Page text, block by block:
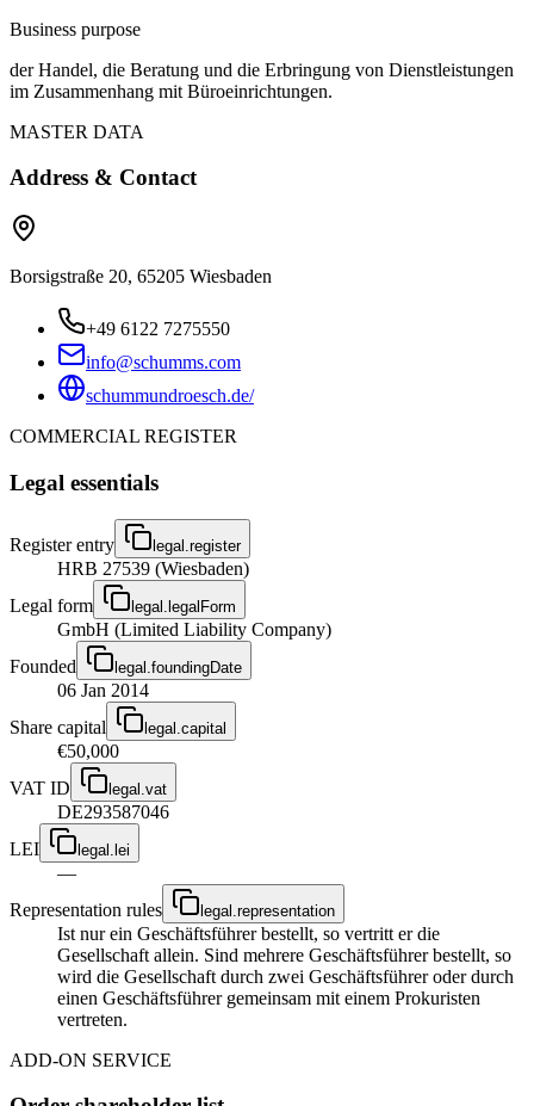
Business purpose
der Handel, die Beratung und die Erbringung von Dienstleistungen
im Zusammenhang mit Büroeinrichtungen.
MASTER DATA
Address & Contact
Borsigstraße 20, 65205 Wiesbaden
+49 6122 7275550
info@schumms.com
schummundroesch.de/
COMMERCIAL REGISTER
Legal essentials
Register entry legal.register
HRB 27539 (Wiesbaden)
Legal form
legal.legalForm
GmbH (Limited Liability Company)
Founded
legal.foundingDate
06 Jan 2014
Share capital
legal.capital
€50,000
VAT ID
legal.vat
DE293587046
LEI
legal.lei
—
Representation rules
legal.representation
Ist nur ein Geschäftsführer bestellt, so vertritt er die
Gesellschaft allein. Sind mehrere Geschäftsführer bestellt, so
wird die Gesellschaft durch zwei Geschäftsführer oder durch
einen Geschäftsführer gemeinsam mit einem Prokuristen
vertreten.
ADD-ON SERVICE